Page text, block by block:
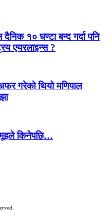
दैनिक १० घण्टा बन्द गर्दा पनि
एयरलाइन्स ?
गरेको थियो मणिपाल
किनेपछि…